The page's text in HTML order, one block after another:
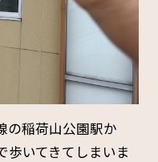
の稲荷山公園駅か
歩いてきてしまいま